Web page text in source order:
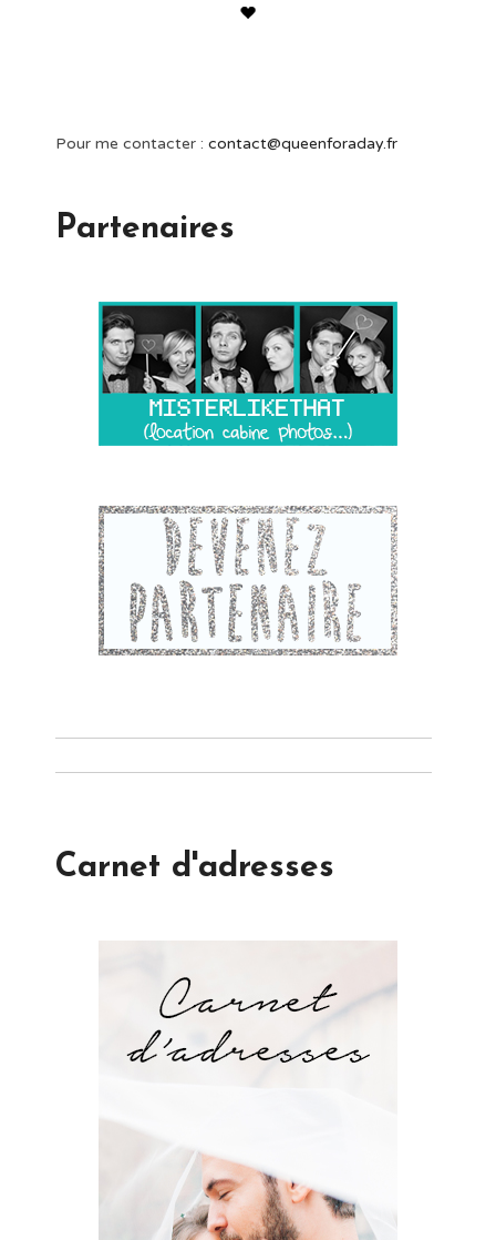
Pour me contacter : contact@queenforaday.fr
Partenaires
Carnet d'adresses